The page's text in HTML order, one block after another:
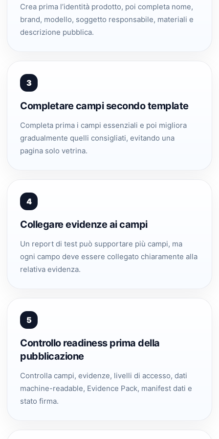
Crea prima l’identità prodotto, poi completa nome,
brand, modello, soggetto responsabile, materiali e
descrizione pubblica.
3
Completare campi secondo template
Completa prima i campi essenziali e poi migliora
gradualmente quelli consigliati, evitando una
pagina solo vetrina.
4
Collegare evidenze ai campi
Un report di test può supportare più campi, ma
ogni campo deve essere collegato chiaramente alla
relativa evidenza.
5
Controllo readiness prima della
pubblicazione
Controlla campi, evidenze, livelli di accesso, dati
machine-readable, Evidence Pack, manifest dati e
stato firma.